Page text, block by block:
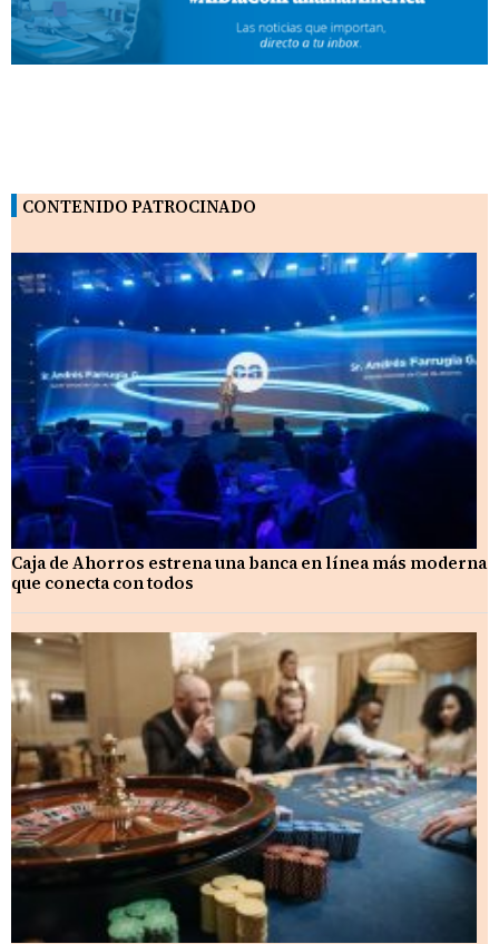
CONTENIDO PATROCINADO
Caja de Ahorros estrena una banca en línea más moderna
que conecta con todos